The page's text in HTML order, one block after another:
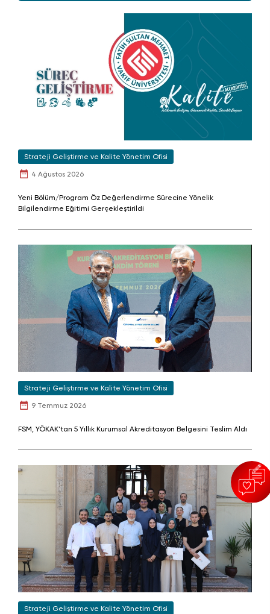
Strateji Geliştirme ve Kalite Yönetim Ofisi
4 Ağustos 2026
Yeni Bölüm/Program Öz Değerlendirme Sürecine Yönelik
Bilgilendirme Eğitimi Gerçekleştirildi
Strateji Geliştirme ve Kalite Yönetim Ofisi
9 Temmuz 2026
FSM, YÖKAK'tan 5 Yıllık Kurumsal Akreditasyon Belgesini Teslim Aldı
Strateji Geliştirme ve Kalite Yönetim Ofisi